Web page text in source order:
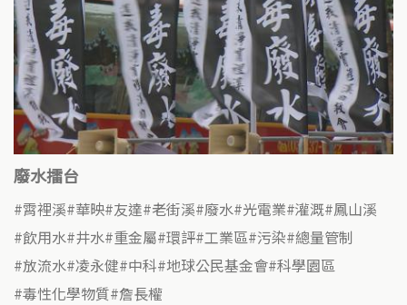
廢水擂台
霄裡溪 華映 友達 老街溪 廢水 光電業 灌溉 鳳山溪
飲用水 井水 重金屬 環評 工業區 污染 總量管制
放流水 凌永健 中科 地球公民基金會 科學園區
毒性化學物質 詹長權